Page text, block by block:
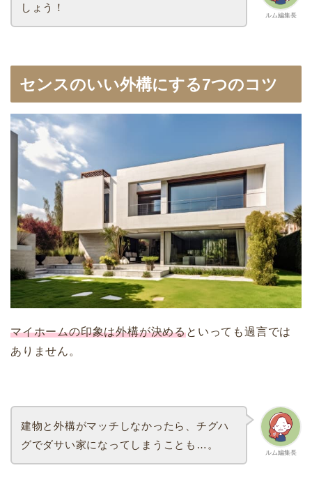
ルム編集長
しょう！
センスのいい外構にする7つのコツ
マイホームの印象は外構が決めるといっても過言では
ありません。
ルム編集長
建物と外構がマッチしなかったら、チグハ
グでダサい家になってしまうことも…。